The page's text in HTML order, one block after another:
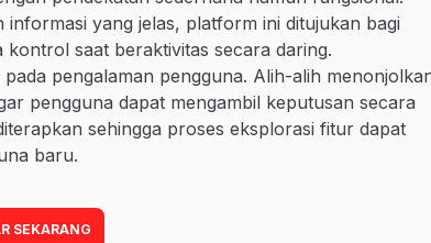
yang jelas, platform ini ditujukan bagi
saat beraktivitas secara daring.
pengalaman pengguna. Alih-alih
pengguna dapat mengambil keputusan secara
sehingga proses eksplorasi fitur dapat
baru.
SEKARANG